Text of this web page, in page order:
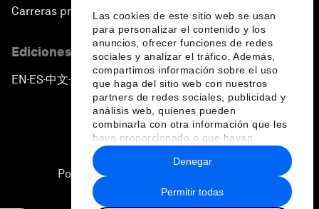
Las cookies de este sitio web se usan
para personalizar el contenido y los
anuncios, ofrecer funciones de redes
sociales y analizar el tráfico. Además,
compartimos información sobre el uso
que haga del sitio web con nuestros
partners de redes sociales, publicidad y
análisis web, quienes pueden
combinarla con otra información que les
haya proporcionado o que hayan
recopilado a partir del uso que haya
hecho de sus servicios.
Permitir todas
Denegar
Carreras profesionales
Ediciones en otros idiomas
EN ▪ES▪中文▪ 日本語
Política de privacidad y normas de uso
Sitemap